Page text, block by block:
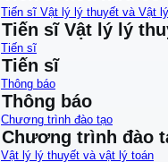
Tiến sĩ Vật lý lý thuyết và Vật
Tiến sĩ Vật lý lý
Tiến sĩ
Tiến sĩ
Thông báo
Thông báo
Chương trình đào tạo
Chương trình đào
Vật lý lý thuyết và vật lý toán